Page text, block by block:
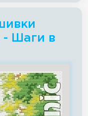
- Шаги в